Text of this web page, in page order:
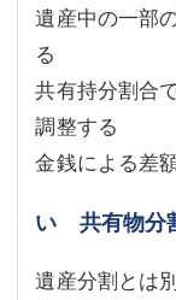
遺産中の一部
る
共有持分割合
調整する
金銭による差
い 共有物分
遺産分割とは